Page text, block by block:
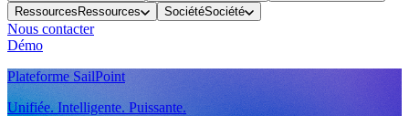
Ressources Ressources SociétéSociété
Nous contacter
Démo
Plateforme SailPoint
Unifiée. Intelligente. Puissante.